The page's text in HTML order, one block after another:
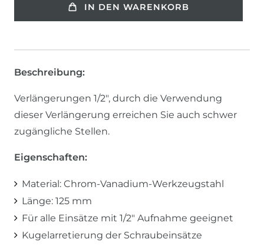
IN DEN WARENKORB
Beschreibung:
Verlängerungen 1/2", durch die Verwendung
dieser Verlängerung erreichen Sie auch schwer
zugängliche Stellen.
Eigenschaften:
Material: Chrom-Vanadium-Werkzeugstahl
Länge: 125 mm
Für alle Einsätze mit 1/2" Aufnahme geeignet
Kugelarretierung der Schraubeinsätze